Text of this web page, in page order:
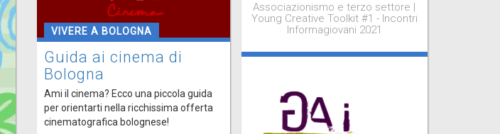
VIVERE A BOLOGNA
Guida ai cinema di
Bologna
Ami il cinema? Ecco una piccola guida
per orientarti nella ricchissima offerta
cinematografica bolognese!
Associazionismo e terzo settore |
Young Creative Toolkit #1 - Incontri
Informagiovani 2021